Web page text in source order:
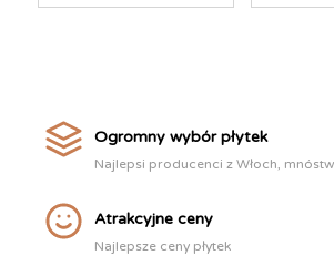
Ogromny wybór płytek
Najlepsi producenci z Włoch,
Atrakcyjne ceny
Najlepsze ceny płytek